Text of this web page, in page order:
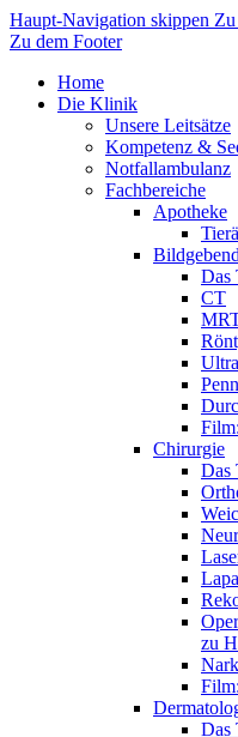
Haupt-Navigation skippen
Zu dem Footer
Home
Die Klinik
Unsere Leitsätze
Kompetenz &
Notfallambulanz
Fachbereiche
Apotheke
Das
CT
Chirurgie
Das
zu
Das